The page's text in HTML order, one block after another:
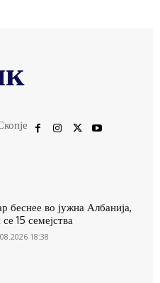
беснее во јужна Албанија,
15 семејства
18:38